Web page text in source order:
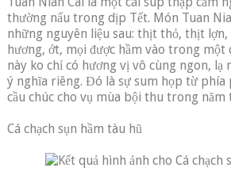
thường nấu trong dịp Tết. Món Tuan
những nguyên liệu sau: thịt thỏ, thịt lợn,
hương, ớt, mọi được hầm vào trong một
này ko chỉ có hương vị vô cùng ngon, lạ
ý nghĩa riêng. Đó là sự sum họp từ phía
cầu chúc cho vụ mùa bội thu trong năm
Cá chạch sụn hầm tàu hũ